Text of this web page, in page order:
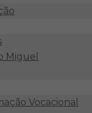
Miguel
Vocacional